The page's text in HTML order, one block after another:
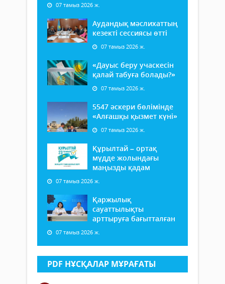
07 тамыз 2026 ж.
Аудандық мәслихаттың
кезекті сессиясы өтті
07 тамыз 2026 ж.
«Дауыс беру учаскесін
қалай табуға болады?»
07 тамыз 2026 ж.
5547 әскери бөлімінде
«Алғашқы қызмет күні»
07 тамыз 2026 ж.
Құрылтай – ортақ
мүдде жолындағы
маңызды қадам
07 тамыз 2026 ж.
Қаржылық
сауаттылықты
арттыруға бағытталған
07 тамыз 2026 ж.
PDF НҰСҚАЛАР МҰРАҒАТЫ